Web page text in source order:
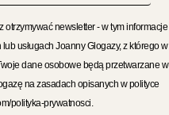
newsletter - w tym informacje
usługach Joanny Glogazy, z którego w
dane osobowe będą przetwarzane
na zasadach opisanych w polityce
polityka-prywatnosci.